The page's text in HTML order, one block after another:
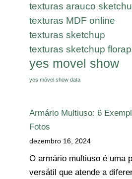
texturas arauco
texturas MDF online
texturas sketchup
texturas sketchup
yes movel show
yes móvel show data
Armário Multiuso: 6
Fotos
dezembro 16, 2024
O armário multiuso é uma
versátil que atende a